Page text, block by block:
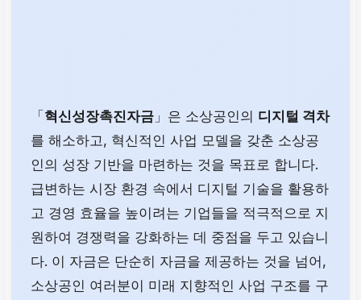
「혁신성장촉진자금 」은 소상공인의 디지털 격차
를 해소하고, 혁신적인 사업 모델을 갖춘 소상공
인의 성장 기반을 마련하는 것을 목표로 합니다.
급변하는 시장 환경 속에서 디지털 기술을 활용하
고 경영 효율을 높이려는 기업들을 적극적으로 지
원하여 경쟁력을 강화하는 데 중점을 두고 있습니
다. 이 자금은 단순히 자금을 제공하는 것을 넘어,
소상공인 여러분이 미래 지향적인 사업 구조를 구